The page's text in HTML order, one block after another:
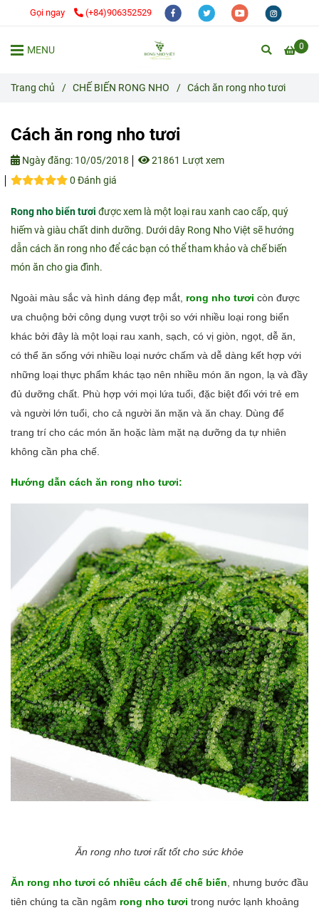
Gọi ngay (+84)906352529
0
MENU
Trang chủ / CHẾ BIẾN RONG NHO / Cách ăn rong nho tươi
Cách ăn rong nho tươi
Ngày đăng: 10/05/2018
21861 Lượt xem
0 Đánh giá
Rong nho biển tươi được xem là một loại rau xanh cao cấp, quý
hiếm và giàu chất dinh dưỡng. Dưới dây Rong Nho Việt sẽ hướng
dẫn cách ăn rong nho để các bạn có thể tham khảo và chế biến
món ăn cho gia đình.
Ngoài màu sắc và hình dáng đẹp mắt, rong nho tươi còn được
ưa chuộng bởi công dụng vượt trội so với nhiều loại rong biển
khác bởi đây là một loại rau xanh, sạch, có vị giòn, ngọt, dễ ăn,
có thể ăn sống với nhiều loại nước chấm và dễ dàng kết hợp với
những loại thực phẩm khác tạo nên nhiều món ăn ngon, lạ và đầy
đủ dưỡng chất. Phù hợp với mọi lứa tuổi, đặc biệt đối với trẻ em
và người lớn tuổi, cho cả người ăn mặn và ăn chay. Dùng để
trang trí cho các món ăn hoặc làm mặt nạ dưỡng da tự nhiên
không cần pha chế.
Hướng dẫn cách ăn rong nho tươi:
Ăn rong nho tươi rất tốt cho sức khỏe
Ăn rong nho tươi có nhiều cách để chế biến , nhưng bước đầu
tiên chúng ta cần ngâm rong nho tươi trong nước lạnh khoảng